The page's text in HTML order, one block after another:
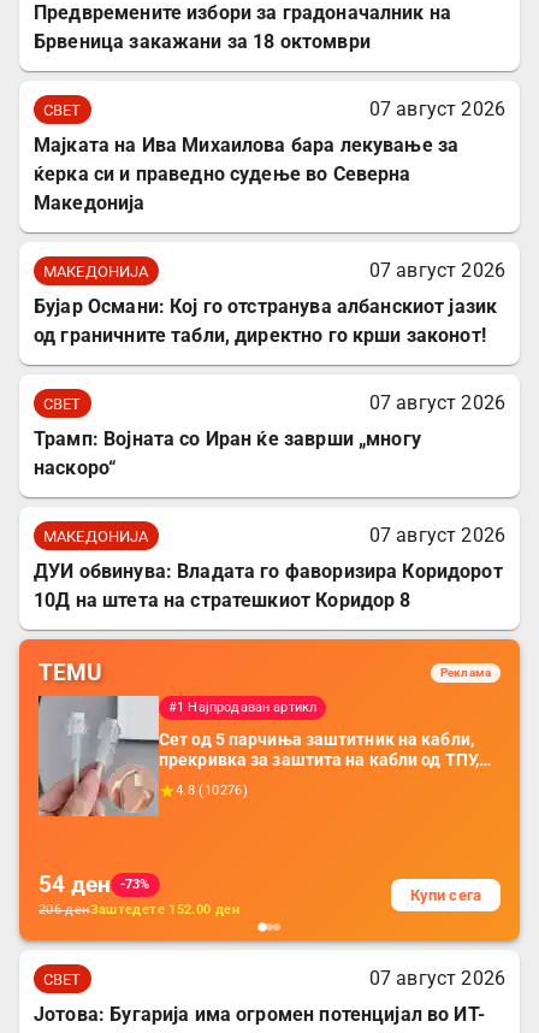
Предвремените избори за градоначалник на
Брвеница закажани за 18 октомври
СВЕТ
07 август 2026
Мајката на Ива Михаилова бара лекување за
ќерка си и праведно судење во Северна
Македонија
МАКЕДОНИЈА
07 август 2026
Бујар Османи: Кој го отстранува албанскиот јазик
од граничните табли, директно го крши законот!
СВЕТ
07 август 2026
Трамп: Војната со Иран ќе заврши „многу
наскоро“
МАКЕДОНИЈА
07 август 2026
ДУИ обвинува: Владата го фаворизира Коридорот
10Д на штета на стратешкиот Коридор 8
TEMU Реклама
#1 Најпродаван артикл
Сет од 5 парчиња заштитник на кабли,
прекривка за заштита на кабли од ТПУ,
додатоци за заштита на кабли, без
батерија, за мобилни телефони, комплет
4.8 ( 10276)
54 ден
-73%
206денЗаштедете 152.00 ден
Купи сега
СВЕТ
07 август 2026
Јотова: Бугарија има огромен потенцијал во ИТ-